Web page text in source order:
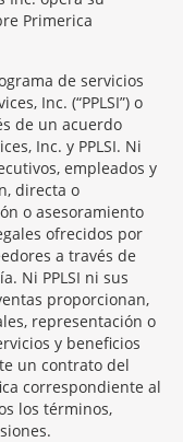
Primerica
de servicios
Inc. (“PPLSI”) o
de un acuerdo
Inc. y PPLSI. Ni
empleados y
directa o
o asesoramiento
ofrecidos por
a través de
Ni PPLSI ni sus
proporcionan,
representación o
y beneficios
un contrato del
correspondiente al
los términos,